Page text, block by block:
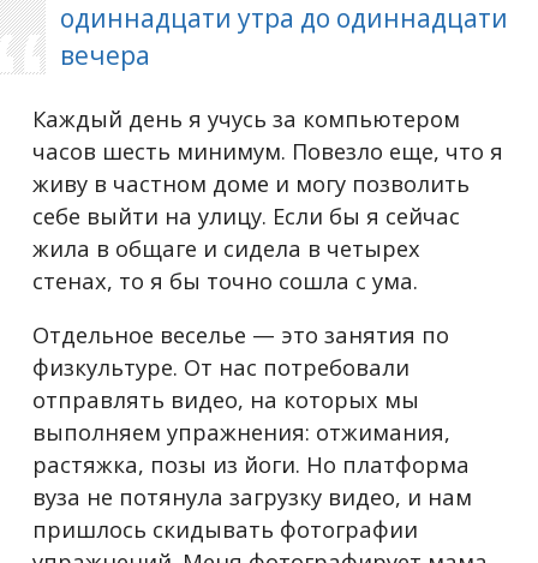
одиннадцати утра до одиннадцати
вечера
Каждый день я учусь за компьютером
часов шесть минимум. Повезло еще, что я
живу в частном доме и могу позволить
себе выйти на улицу. Если бы я сейчас
жила в общаге и сидела в четырех
стенах, то я бы точно сошла с ума.
Отдельное веселье — это занятия по
физкультуре. От нас потребовали
отправлять видео, на которых мы
выполняем упражнения: отжимания,
растяжка, позы из йоги. Но платформа
вуза не потянула загрузку видео, и нам
пришлось скидывать фотографии